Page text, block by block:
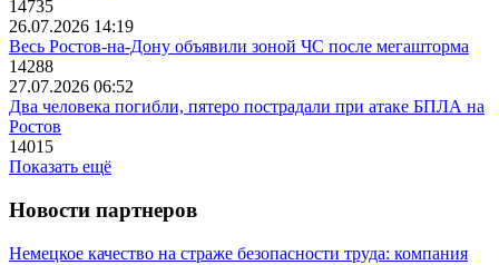
14735
26.07.2026 14:19
Весь Ростов-на-Дону объявили зоной ЧС после мегашторма
14288
27.07.2026 06:52
Два человека погибли, пятеро пострадали при атаке БПЛА на
Ростов
14015
Показать ещё
Новости партнеров
Немецкое качество на страже безопасности труда: компания